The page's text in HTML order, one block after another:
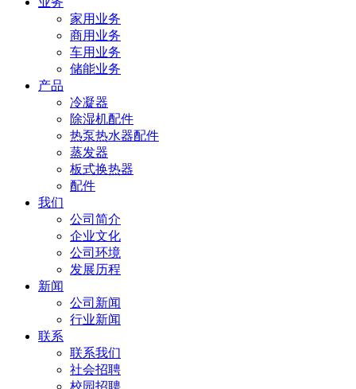
家用业务
商用业务
车用业务
储能业务
产品
冷凝器
除湿机配件
热泵热水器配件
蒸发器
板式换热器
配件
我们
公司简介
企业文化
公司环境
发展历程
新闻
公司新闻
行业新闻
联系
联系我们
社会招聘
校园招聘